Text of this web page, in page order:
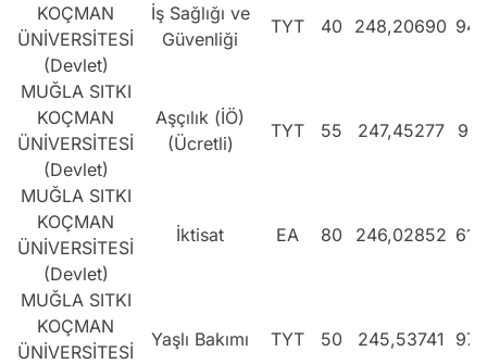
KOÇMAN
ÜNİVERSİTESİ
(Devlet)
İş Sağlığı ve
Güvenliği
TYT 40 248,20690
MUĞLA SITKI
KOÇMAN
ÜNİVERSİTESİ
(Devlet)
Aşçılık (İÖ)
(Ücretli)
TYT 55 247,45277
MUĞLA SITKI
KOÇMAN
ÜNİVERSİTESİ
(Devlet)
İktisat EA 80 246,02852
MUĞLA SITKI
KOÇMAN
ÜNİVERSİTESİ
Yaşlı Bakımı TYT 50 245,53741